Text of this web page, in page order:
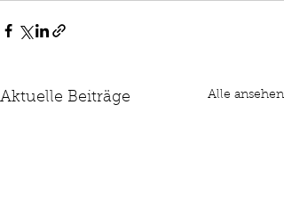
Aktuelle Beiträge Alle ansehen